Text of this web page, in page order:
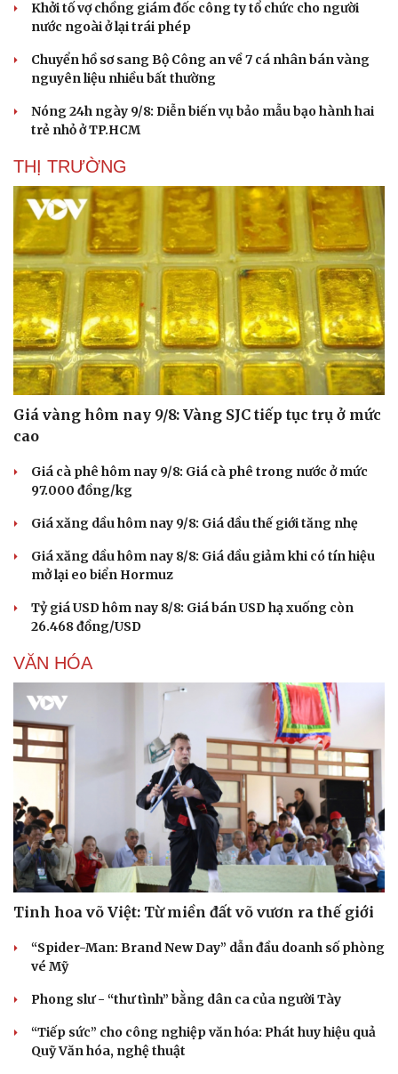
Du lịch
Tư vấn
Săn Tour
check-in
Câu chuyện thời sự
Đọc truyện đêm khuya
Cửa sổ tình yêu
Kể chuyện cho bé
Hạt giống tâm hồn
Khởi tố vợ chồng giám đốc công ty tổ chức cho người
nước ngoài ở lại trái phép
Chuyển hồ sơ sang Bộ Công an về 7 cá nhân bán vàng
nguyên liệu nhiều bất thường
Nóng 24h ngày 9/8: Diễn biến vụ bảo mẫu bạo hành hai
trẻ nhỏ ở TP.HCM
THỊ TRƯỜNG
Giá vàng hôm nay 9/8: Vàng SJC tiếp tục trụ ở mức
cao
Giá cà phê hôm nay 9/8: Giá cà phê trong nước ở mức
97.000 đồng/kg
Giá xăng dầu hôm nay 9/8: Giá dầu thế giới tăng nhẹ
Giá xăng dầu hôm nay 8/8: Giá dầu giảm khi có tín hiệu
mở lại eo biển Hormuz
Tỷ giá USD hôm nay 8/8: Giá bán USD hạ xuống còn
26.468 đồng/USD
VĂN HÓA
Tinh hoa võ Việt: Từ miền đất võ vươn ra thế giới
“Spider-Man: Brand New Day” dẫn đầu doanh số phòng
vé Mỹ
Phong slư - “thư tình” bằng dân ca của người Tày
“Tiếp sức” cho công nghiệp văn hóa: Phát huy hiệu quả
Quỹ Văn hóa, nghệ thuật